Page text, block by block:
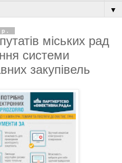
▼
міських рад
системи
закупівель